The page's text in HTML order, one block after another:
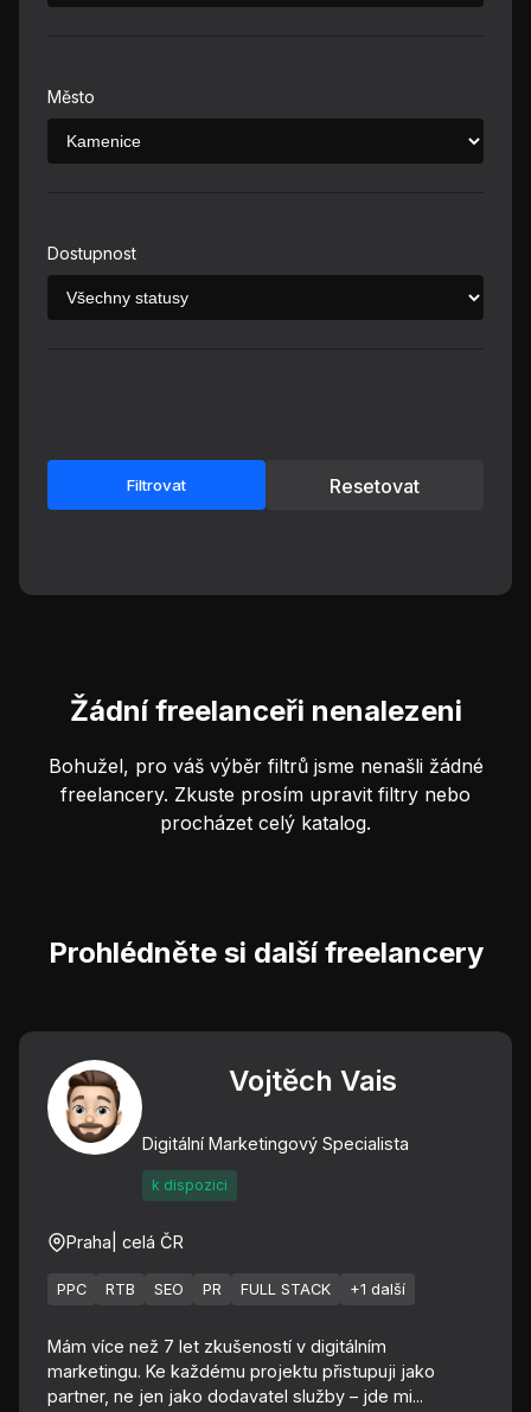
Město
Dostupnost
Filtrovat Resetovat
Žádní freelanceři nenalezeni
Bohužel, pro váš výběr filtrů jsme nenašli žádné
freelancery. Zkuste prosím upravit filtry nebo
procházet celý katalog.
Prohlédněte si další freelancery
Vojtěch Vais
Digitální Marketingový Specialista
k dispozici
Praha | celá ČR
PPC RTB SEO PR FULL STACK +1 další
Mám více než 7 let zkušeností v digitálním
marketingu. Ke každému projektu přistupuji jako
partner, ne jen jako dodavatel služby – jde mi...